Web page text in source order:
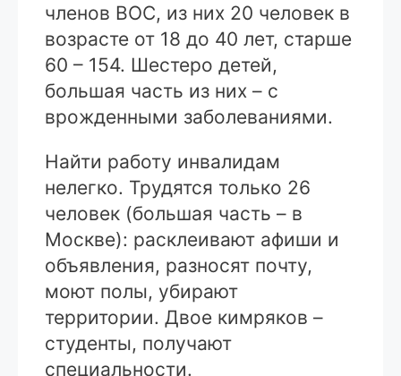
членов ВОС, из них 20 человек в
возрасте от 18 до 40 лет, старше
60 – 154. Шестеро детей,
большая часть из них – с
врожденными заболеваниями.
Найти работу инвалидам
нелегко. Трудятся только 26
человек (большая часть – в
Москве): расклеивают афиши и
объявления, разносят почту,
моют полы, убирают
территории. Двое кимряков –
студенты, получают
специальности.